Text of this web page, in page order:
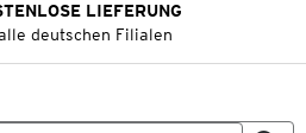
LIEFERUNG
deutschen Filialen